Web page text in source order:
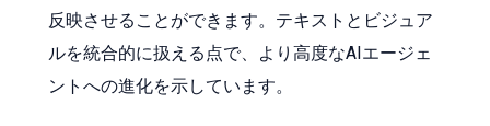
反映させることができます。テキストとビジュア
ルを統合的に扱える点で、より高度なAIエージェ
ントへの進化を示しています。